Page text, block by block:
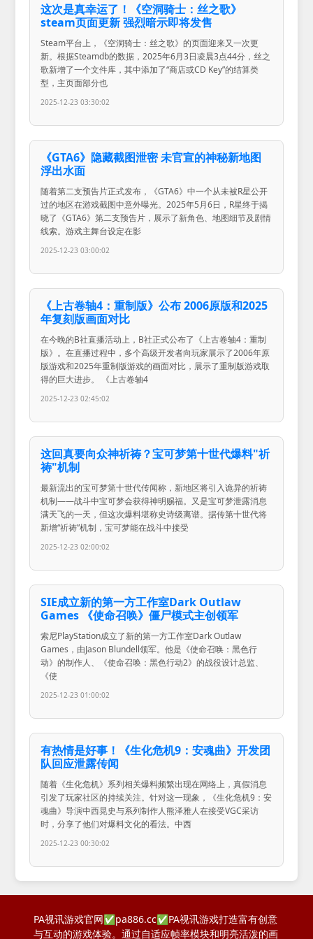
这次是真幸运了！《空洞骑士：丝之歌》
steam页面更新 强烈暗示即将发售
Steam平台上，《空洞骑士：丝之歌》的页面迎来又一次更
新。根据Steamdb的数据，2025年6月3日凌晨3点44分，丝之
歌新增了一个文件库，其中添加了“商店或CD Key”的结算类
型，主页面部分也
2025-12-23 03:30:02
《GTA6》隐藏截图泄密 未官宣的神秘新地图
浮出水面
随着第二支预告片正式发布，《GTA6》中一个从未被R星公开
过的地区在游戏截图中意外曝光。2025年5月6日，R星终于揭
晓了《GTA6》第二支预告片，展示了新角色、地图细节及剧情
线索。游戏主舞台设定在影
2025-12-23 03:00:02
《上古卷轴4：重制版》公布 2006原版和2025
年复刻版画面对比
在今晚的B社直播活动上，B社正式公布了《上古卷轴4：重制
版》。在直播过程中，多个高级开发者向玩家展示了2006年原
版游戏和2025年重制版游戏的画面对比，展示了重制版游戏取
得的巨大进步。 《上古卷轴4
2025-12-23 02:45:02
这回真要向众神祈祷？宝可梦第十世代爆料"祈
祷"机制
最新流出的宝可梦第十世代传闻称，新地区将引入诡异的祈祷
机制——战斗中宝可梦会获得神明赐福。又是宝可梦泄露消息
满天飞的一天，但这次爆料堪称史诗级离谱。据传第十世代将
新增“祈祷”机制，宝可梦能在战斗中接受
2025-12-23 02:00:02
SIE成立新的第一方工作室Dark Outlaw
Games 《使命召唤》僵尸模式主创领军
索尼PlayStation成立了新的第一方工作室Dark Outlaw
Games，由Jason Blundell领军。他是《使命召唤：黑色行
动》的制作人、《使命召唤：黑色行动2》的战役设计总监、
《使
2025-12-23 01:00:02
有热情是好事！《生化危机9：安魂曲》开发团
队回应泄露传闻
随着《生化危机》系列相关爆料频繁出现在网络上，真假消息
引发了玩家社区的持续关注。针对这一现象，《生化危机9：安
魂曲》导演中西晃史与系列制作人熊泽雅人在接受VGC采访
时，分享了他们对爆料文化的看法。中西
2025-12-23 00:30:02
PA视讯游戏官网✅pa886.cc✅PA视讯游戏打造富有创意
与互动的游戏体验。通过自适应帧率模块和明亮活泼的画